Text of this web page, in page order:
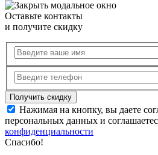
Оставьте контакты
и получите скидку
Нажимая на кнопку, вы даете
персональных данных и
конфиденциальности
Спасибо!